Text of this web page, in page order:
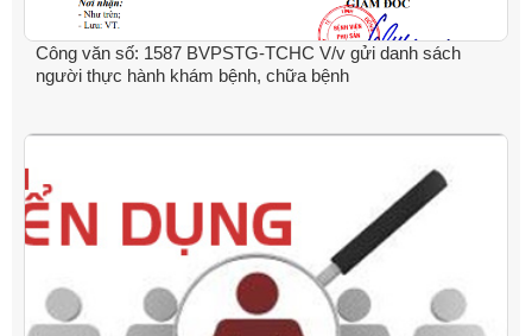
Công văn số: 1587 BVPSTG-TCHC V/v gửi danh sách
người thực hành khám bệnh, chữa bệnh